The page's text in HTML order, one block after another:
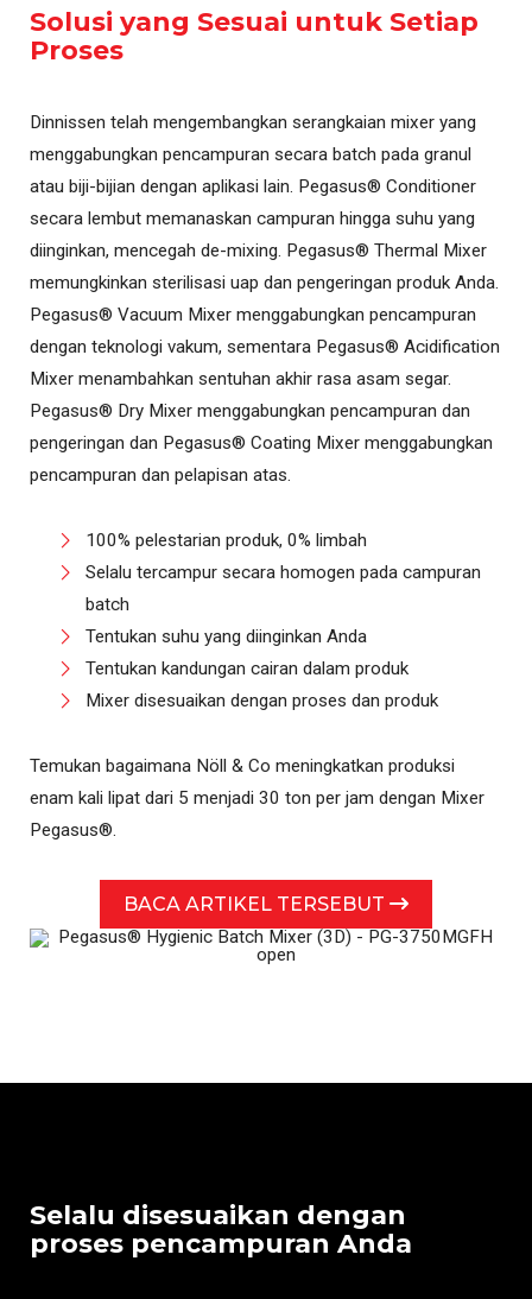
Solusi yang Sesuai untuk Setiap
Proses
Dinnissen telah mengembangkan serangkaian mixer yang
menggabungkan pencampuran secara batch pada granul
atau biji-bijian dengan aplikasi lain. Pegasus® Conditioner
secara lembut memanaskan campuran hingga suhu yang
diinginkan, mencegah de-mixing. Pegasus® Thermal Mixer
memungkinkan sterilisasi uap dan pengeringan produk Anda.
Pegasus® Vacuum Mixer menggabungkan pencampuran
dengan teknologi vakum, sementara Pegasus® Acidification
Mixer menambahkan sentuhan akhir rasa asam segar.
Pegasus® Dry Mixer menggabungkan pencampuran dan
pengeringan dan Pegasus® Coating Mixer menggabungkan
pencampuran dan pelapisan atas.
100% pelestarian produk, 0% limbah
Selalu tercampur secara homogen pada campuran
batch
Tentukan suhu yang diinginkan Anda
Tentukan kandungan cairan dalam produk
Mixer disesuaikan dengan proses dan produk
Temukan bagaimana Nöll & Co meningkatkan produksi
enam kali lipat dari 5 menjadi 30 ton per jam dengan Mixer
Pegasus®.
BACA ARTIKEL TERSEBUT
Selalu disesuaikan dengan
proses pencampuran Anda